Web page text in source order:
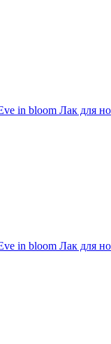
in bloom Лак для
in bloom Лак для